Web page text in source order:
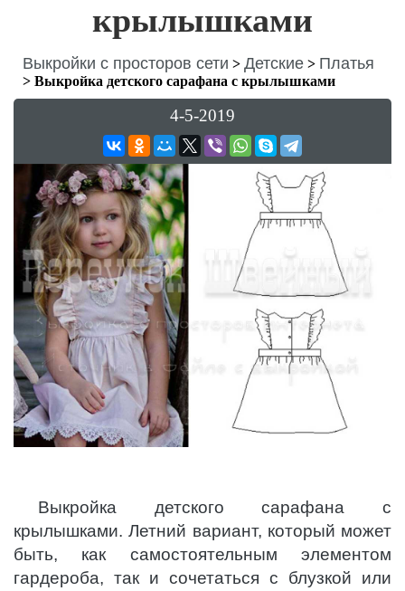
крылышками
Выкройки с просторов сети > Детские > Платья
> Выкройка детского сарафана с крылышками
4-5-2019
Выкройка детского сарафана с
крылышками. Летний вариант, который может
быть, как самостоятельным элементом
гардероба, так и сочетаться с блузкой или